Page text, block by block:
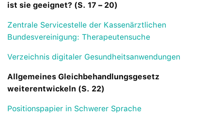
ist sie geeignet? (S. 17 – 20)
Zentrale Servicestelle der Kassenärztlichen
Bundesvereinigung: Therapeutensuche
Verzeichnis digitaler Gesundheitsanwendungen
Allgemeines Gleichbehandlungsgesetz
weiterentwickeln (S. 22)
Positionspapier in Schwerer Sprache